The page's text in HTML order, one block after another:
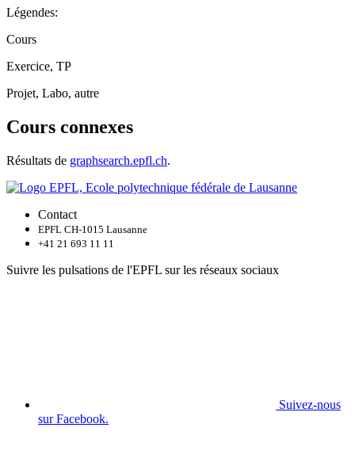
Légendes:
Cours
Exercice, TP
Projet, Labo, autre
Cours connexes
Résultats de graphsearch.epfl.ch.
Contact
EPFL CH-1015 Lausanne
+41 21 693 11 11
Suivre les pulsations de l'EPFL sur les réseaux sociaux
Suivez-nous
sur Facebook.